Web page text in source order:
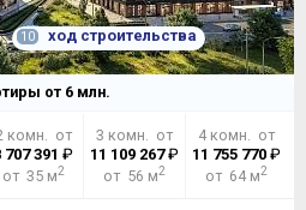
10 ход строительства
от 6млн.
комн. от
707 391 ₽
от 35 м2
3 комн. от
11 109 267₽
от 56 м2
4 комн. от
11 755 770₽
от 64 м2